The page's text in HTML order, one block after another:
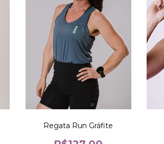
Regata Run Gráfite